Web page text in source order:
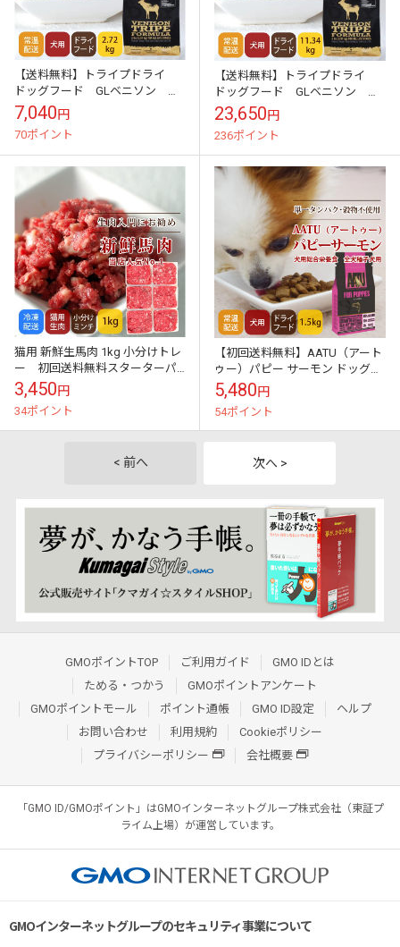
【送料無料】トライプドライ
ドッグフード GLベニソン
2.72kg【定期購入もできます】
【a0334】
7,040円
70ポイント
【送料無料】トライプドライ
ドッグフード GLベニソン
11.34kg【定期購入もできます】
【a0334】
23,650円
236ポイント
猫用 新鮮生馬肉 1kg 小分けトレ
ー 初回送料無料スターターパ
ック
3,450円
34ポイント
【初回送料無料】AATU（アート
ゥー）パピー サーモン ドッグフ
ード 1.5kg スターター
5,480円
54ポイント
< 前へ 次へ >
GMOポイントTOP ご利用ガイド
GMO IDとは
ためる・つかう
GMOポイントアンケート
GMOポイントモール
ポイント通帳 GMO ID設定
ヘルプ
お問い合わせ
利用規約
Cookieポリシー
プライバシーポリシー
会社概要
「GMO ID/GMOポイント」はGMOインターネットグループ株式会社（東証プ
ライム上場）が運営しています。
GMOインターネットグループのセキュリティ事業について